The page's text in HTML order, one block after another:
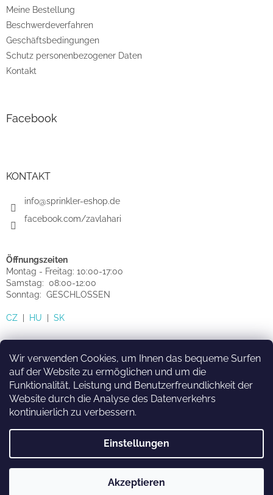
Wir verwenden Cookies, um Ihnen das bequeme Surfen
auf der Website zu ermöglichen und um die
Funktionalität, Leistung und Benutzerfreundlichkeit der
Website durch die Analyse des Datenverkehrs
kontinuierlich zu verbessern.
Einstellungen
Akzeptieren
Meine Bestellung
Beschwerdeverfahren
Geschäftsbedingungen
Schutz personenbezogener Daten
Kontakt
Facebook
KONTAKT
info@sprinkler-eshop.de
facebook.com/zavlahari
Öffnungszeiten
Montag - Freitag: 10:00-17:00
Samstag: 08:00-12:00
Sonntag: GESCHLOSSEN
CZ HU SK
HU SK CZ
Erstellt von Shoptet
sprinkler-eshop.de. Alle Rechte vorbehalten.